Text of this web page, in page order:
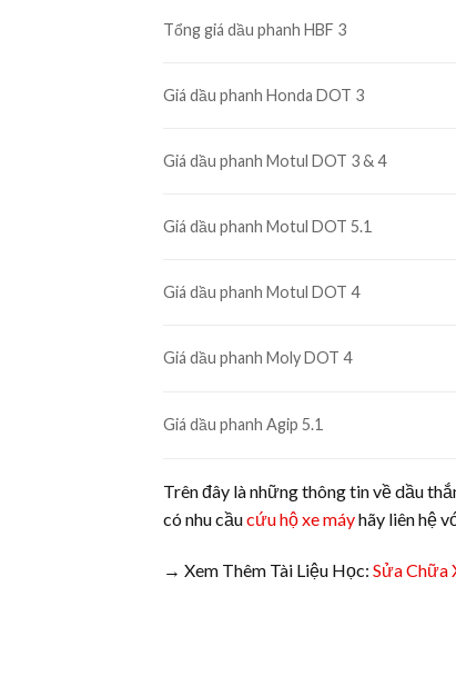
Tổng giá dầu phanh HBF 3
Giá dầu phanh Honda DOT 3
Giá dầu phanh Motul DOT 3 & 4
Giá dầu phanh Motul DOT 5.1
Giá dầu phanh Motul DOT 4
Giá dầu phanh Moly DOT 4
Giá dầu phanh Agip 5.1
Trên đây là những thông tin về dầu
có nhu cầucứu hộ xe máyhãy liên hệ
→ Xem Thêm Tài Liệu Học: Sửa Chữa